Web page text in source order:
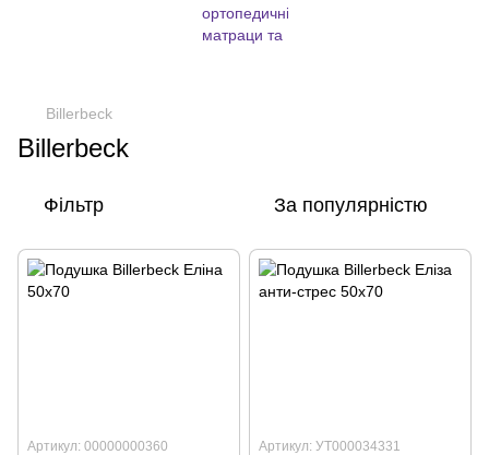
Billerbeck
Billerbeck
Фільтр За популярністю
Артикул: 00000000360 Артикул: УТ000034331